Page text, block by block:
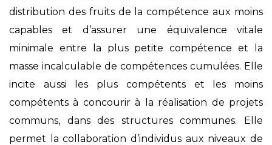
distribution des fruits de la compétence aux moins
capables et d’assurer une équivalence vitale
minimale entre la plus petite compétence et la
masse incalculable de compétences cumulées. Elle
incite aussi les plus compétents et les moins
compétents à concourir à la réalisation de projets
communs, dans des structures communes. Elle
permet la collaboration d’individus aux niveaux de